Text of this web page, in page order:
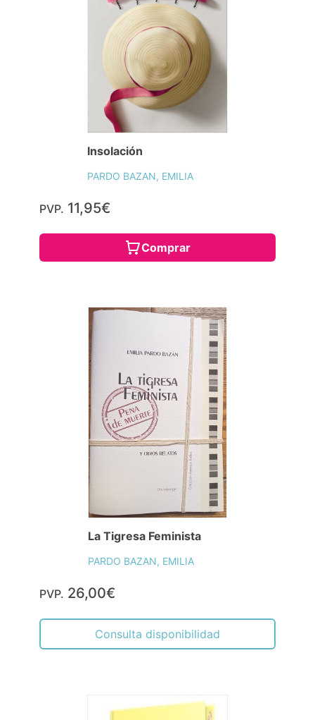
Insolación
PARDO BAZAN, EMILIA
PVP. 11,95€
Comprar
La Tigresa Feminista
PARDO BAZAN, EMILIA
PVP. 26,00€
Consulta disponibilidad